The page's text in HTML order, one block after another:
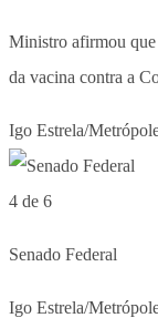
Ministro afirmou que
da vacina contra a
Igo Estrela/
4 de 6
Senado Federal
Igo Estrela/